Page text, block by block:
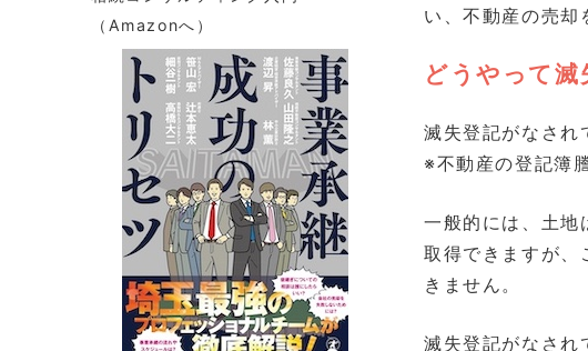
い、不動産の売却
どうやって
滅失登記がなされ
※不動産の登記簿
一般的には、土地
取得できますが、
きません。
滅失登記がなされ
（Amazonへ）